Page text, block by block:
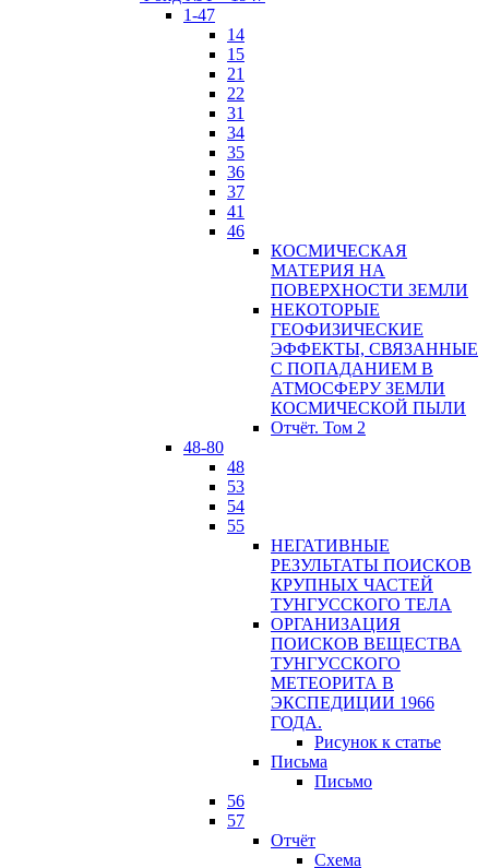
1-47
14
15
21
22
31
34
35
36
37
41
46
КОСМИЧЕСКАЯ
МАТЕРИЯ НА
ПОВЕРХНОСТИ ЗЕМЛИ
НЕКОТОРЫЕ
ГЕОФИЗИЧЕСКИЕ
ЭФФЕКТЫ, СВЯЗАННЫЕ
С ПОПАДАНИЕМ В
АТМОСФЕРУ ЗЕМЛИ
КОСМИЧЕСКОЙ ПЫЛИ
Отчёт. Том 2
48-80
48
53
54
55
НЕГАТИВНЫЕ
РЕЗУЛЬТАТЫ ПОИСКОВ
КРУПНЫХ ЧАСТЕЙ
ТУНГУССКОГО ТЕЛА
ОРГАНИЗАЦИЯ
ПОИСКОВ ВЕЩЕСТВА
ТУНГУССКОГО
МЕТЕОРИТА В
ЭКСПЕДИЦИИ 1966
ГОДА.
Рисунок к статье
Письма
Письмо
56
57
Отчёт
Схема